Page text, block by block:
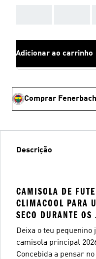
Adicionar ao carrinho
Comprar
Descrição
CAMISOLA DE
CLIMACOOL PARA
SECO DURANTE OS
Deixa o teu
camisola principal
Concebida a pensar